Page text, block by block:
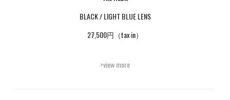
BLACK / LIGHT BLUE LENS
27,500円（tax in）
>view more